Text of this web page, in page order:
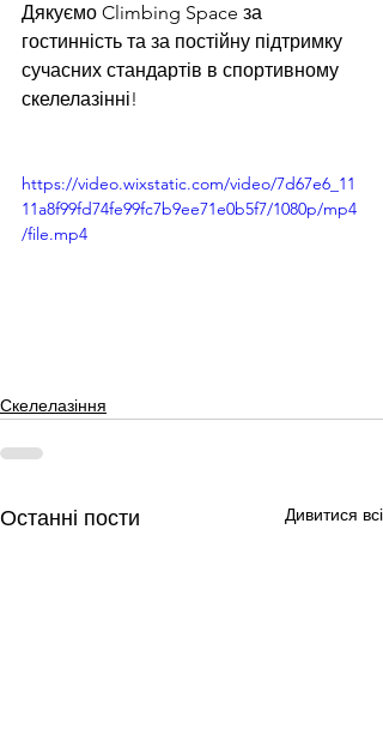
Дякуємо Climbing Space за
гостинність та за постійну підтримку
сучасних стандартів в спортивному
скелелазінні!
https://video.wixstatic.com/video/7d67e6_11
11a8f99fd74fe99fc7b9ee71e0b5f7/1080p/mp4
/file.mp4
Скелелазіння
Останні пости Дивитися всі